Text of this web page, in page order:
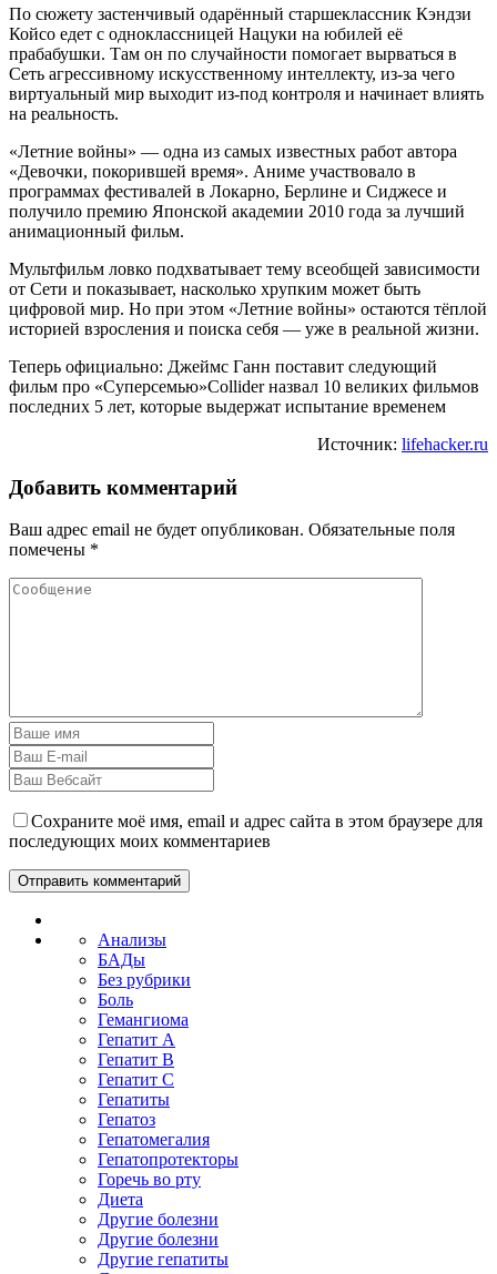
По сюжету застенчивый одарённый старшеклассник Кэндзи
Койсо едет с одноклассницей Нацуки на юбилей её
прабабушки. Там он по случайности помогает вырваться в
Сеть агрессивному искусственному интеллекту, из‑за чего
виртуальный мир выходит из‑под контроля и начинает влиять
на реальность.
«Летние войны» — одна из самых известных работ автора
«Девочки, покорившей время». Аниме участвовало в
программах фестивалей в Локарно, Берлине и Сиджесе и
получило премию Японской академии 2010 года за лучший
анимационный фильм.
Мультфильм ловко подхватывает тему всеобщей зависимости
от Сети и показывает, насколько хрупким может быть
цифровой мир. Но при этом «Летние войны» остаются тёплой
историей взросления и поиска себя — уже в реальной жизни.
Теперь официально: Джеймс Ганн поставит следующий
фильм про «Суперсемью»Collider назвал 10 великих фильмов
последних 5 лет, которые выдержат испытание временем
Источник: lifehacker.ru
Добавить комментарий
Ваш адрес email не будет опубликован. Обязательные поля
помечены *
Сохраните моё имя, email и адрес сайта в этом браузере для
последующих моих комментариев
Анализы
БАДы
Без рубрики
Боль
Гемангиома
Гепатит A
Гепатит B
Гепатит C
Гепатиты
Гепатоз
Гепатомегалия
Гепатопротекторы
Горечь во рту
Диета
Другие болезни
Другие болезни
Другие гепатиты